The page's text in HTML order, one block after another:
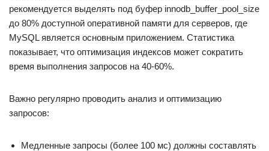
рекомендуется выделять под буфер innodb_buffer_pool_size
до 80% доступной оперативной памяти для серверов, где
MySQL является основным приложением. Статистика
показывает, что оптимизация индексов может сократить
время выполнения запросов на 40-60%.
Важно регулярно проводить анализ и оптимизацию
запросов:
Медленные запросы (более 100 мс) должны составлять